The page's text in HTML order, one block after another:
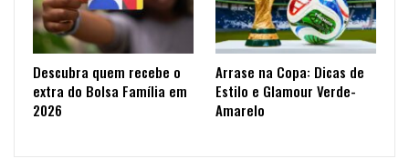
Descubra quem recebe o
extra do Bolsa Família em
2026
Arrase na Copa: Dicas de
Estilo e Glamour Verde-
Amarelo